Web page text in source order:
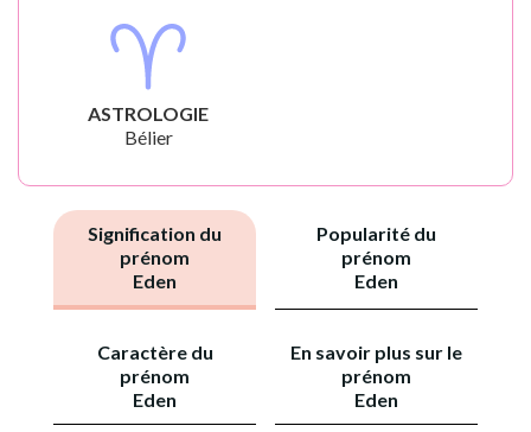
ASTROLOGIE
Bélier
Signification du
prénom
Eden
Popularité du
prénom
Eden
Caractère du
prénom
Eden
En savoir plus sur le
prénom
Eden